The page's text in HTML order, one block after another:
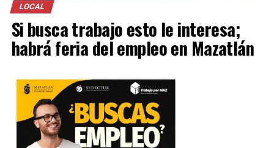
LOCAL
Si busca trabajo esto le interesa;
habrá feria del empleo en Mazatlán